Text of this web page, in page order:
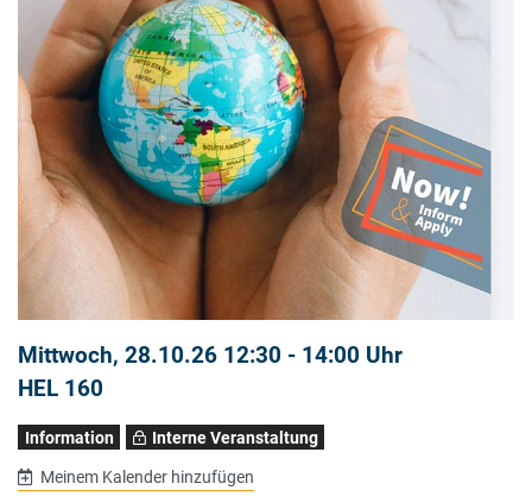
Mittwoch, 28.10.26 12:30 - 14:00 Uhr
HEL 160
Information Interne Veranstaltung
Meinem Kalender hinzufügen